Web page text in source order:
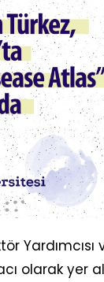
olarak yer